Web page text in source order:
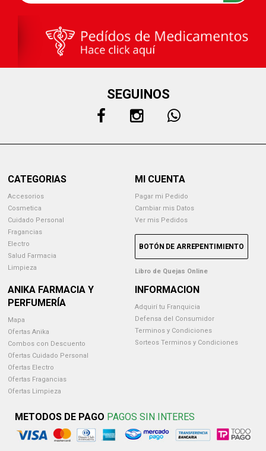
SEGUINOS
CATEGORIAS
Accesorios
Cosmetica
Cuidado Personal
Fragancias
Electro
Salud Farmacia
Limpieza
MI CUENTA
Pagar mi Pedido
Cambiar mis Datos
Ver mis Pedidos
BOTÓN DE ARREPENTIMIENTO
Libro de Quejas Online
ANIKA FARMACIA Y
PERFUMERÍA
Mapa
Ofertas Anika
Combos con Descuento
Ofertas Cuidado Personal
Ofertas Electro
Ofertas Fragancias
Ofertas Limpieza
INFORMACION
Adquirí tu Franquicia
Defensa del Consumidor
Terminos y Condiciones
Sorteos Terminos y Condiciones
METODOS DE PAGO PAGOS SIN INTERES